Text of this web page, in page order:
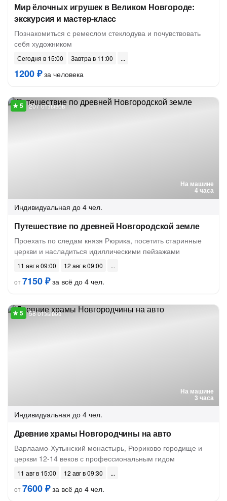
Мир ёлочных игрушек в Великом Новгороде:
экскурсия и мастер-класс
Познакомиться с ремеслом стеклодува и почувствовать
себя художником
Сегодня в 15:00 Завтра в 11:00
1200 ₽за человека
На машине
4 часа
207 отзывов
Индивидуальная до 4 чел.
Путешествие по древней Новгородской земле
Проехать по следам князя Рюрика, посетить старинные
церкви и насладиться идиллическими пейзажами
11 авг в 09:00
12 авг в 09:00
от7150 ₽за всё до 4 чел.
На машине
3 часа
58 отзывов
Индивидуальная до 4 чел.
Древние храмы Новгородчины на авто
Варлаамо-Хутынский монастырь, Рюриково городище и
церкви 12-14 веков с профессиональным гидом
11 авг в 15:00
12 авг в 09:30
от7600 ₽за всё до 4 чел.